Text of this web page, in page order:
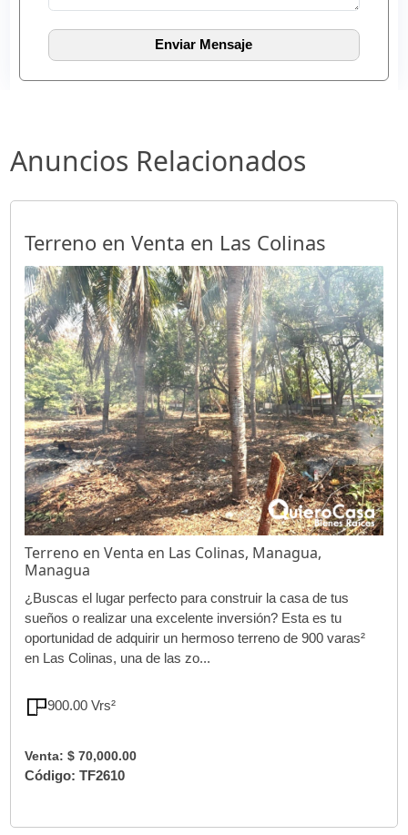
Anuncios Relacionados
Terreno en Venta en Las Colinas
Terreno en Venta en Las Colinas, Managua,
Managua
¿Buscas el lugar perfecto para construir la casa de tus
sueños o realizar una excelente inversión? Esta es tu
oportunidad de adquirir un hermoso terreno de 900 varas²
en Las Colinas, una de las zo...
900.00 Vrs²
Venta: $ 70,000.00
Código: TF2610